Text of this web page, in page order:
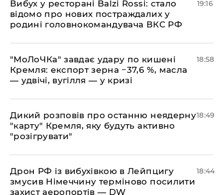
​Вибух у ресторані Balzi Rossi: стало
відомо про нових постраждалих у
родині головнокомандувача ВКС РФ
19:16
​"МоЛоЧКа" завдає удару по кишені
Кремля: експорт зерна −37,6 %, масла
— удвічі, вугілля — у кризі
18:58
​Дикий розповів про останню неядерну
"карту" Кремля, яку будуть активно
"розігрувати"
18:49
​Дрон РФ із вибухівкою в Лейпцигу
змусив Німеччину терміново посилити
захист аеропортів — DW
18:44